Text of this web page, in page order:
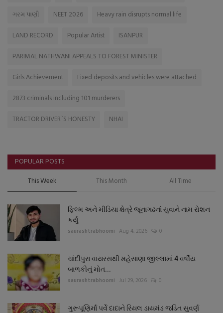
ગરમ પાણી
NEET 2026
Heavy rain disrupts normal life
LAND RECORD
Popular Artist
ISANPUR
PARIMAL NATHWANI APPEALS TO FOREST MINISTER
Girls Achievement
Fixed deposits and vehicles were attached
2873 criminals including 101 murderers
TRACTOR DRIVER`S HONESTY
NHAI
POPULAR POSTS
This Week This Month All Time
ફિલ્મ અને મીડિયા ક્ષેત્રે જૂનાગઢનાં યુવાને નામ રોશન
કર્યું
saurashtrabhoomi Aug 4, 2026 0
ચાંદીપુરા વાયરસથી મહેસાણા જીલ્લામાં 4 વર્ષીય
બાળકીનું મોત...
saurashtrabhoomi Jul 29, 2026 0
ગુરૂપૂણિર્માં પર્વે દાદાને રિયલ ડાયમંડ જડિત સુવર્ણ